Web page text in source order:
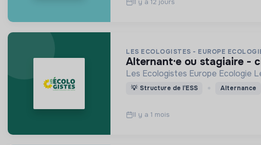
Il y a 12 jours
LES ECOLOGISTES - EUROPE
alternant·e ou stagiaire -
Les Ecologistes Europe Ecologie
💡 Structure de l’ESS Alternance
Il y a 1 mois